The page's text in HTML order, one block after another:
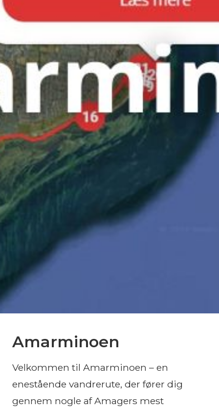
Amarminoen
Velkommen til Amarminoen – en
enestående vandrerute, der fører dig
gennem nogle af Amagers mest